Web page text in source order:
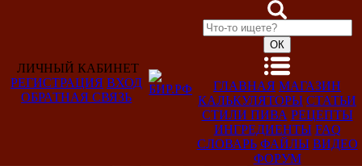
Добро
ЛИЧНЫЙ КАБИНЕТ
РЕГИСТРАЦИЯ ВХОД
ОБРАТНАЯ СВЯЗЬ
ГЛАВНАЯ МАГАЗИН
КАЛЬКУЛЯТОРЫ СТАТЬИ
СТИЛИ ПИВА РЕЦЕПТЫ
ИНГРЕДИЕНТЫ FAQ
СЛОВАРЬ ФАЙЛЫ ВИДЕО
ФОРУМ